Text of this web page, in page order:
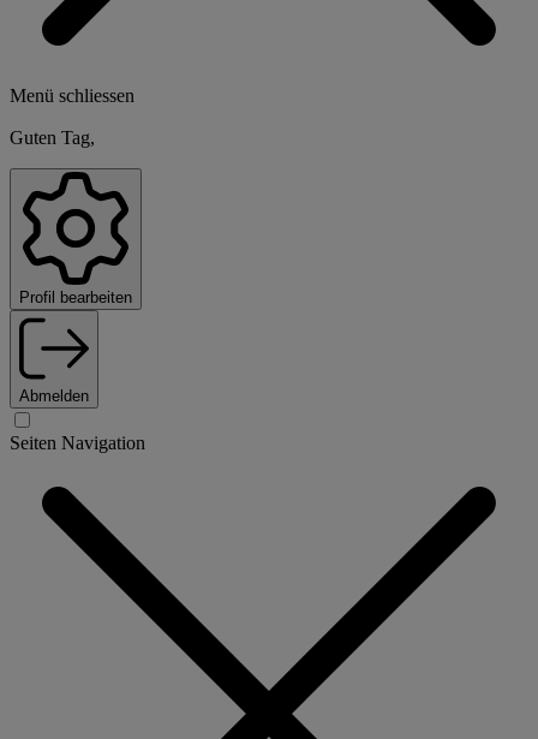
Menü schliessen
Guten Tag,
Profil bearbeiten
Abmelden
Seiten Navigation